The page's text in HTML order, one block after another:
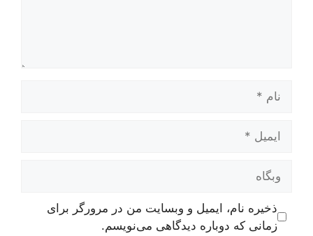
وبگاه
ذخیره نام، ایمیل و وبسایت من در مرورگر برای
زمانی که دوباره دیدگاهی می‌نویسم.